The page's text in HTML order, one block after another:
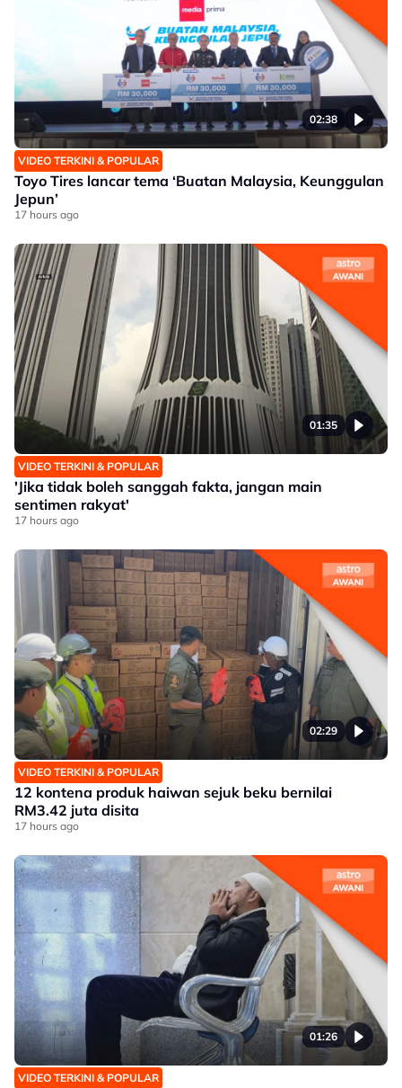
02:38
VIDEO TERKINI & POPULAR
Toyo Tires lancar tema ‘Buatan Malaysia, Keunggulan
Jepun’
17 hours ago
01:35
VIDEO TERKINI & POPULAR
'Jika tidak boleh sanggah fakta, jangan main
sentimen rakyat'
17 hours ago
02:29
VIDEO TERKINI & POPULAR
12 kontena produk haiwan sejuk beku bernilai
RM3.42 juta disita
17 hours ago
01:26
VIDEO TERKINI & POPULAR